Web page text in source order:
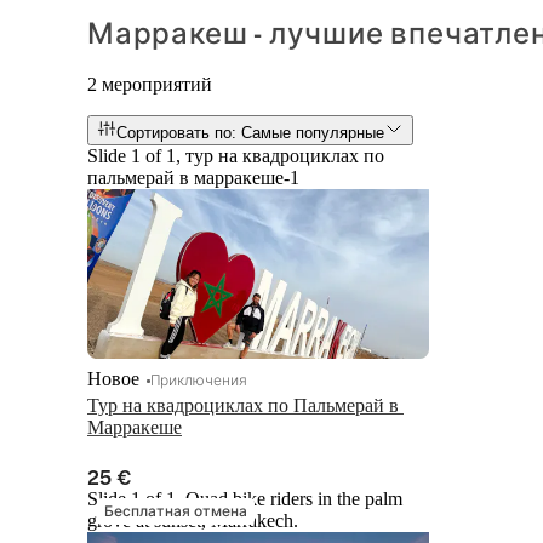
Марракеш - лучшие
2 мероприятий
Сортировать по: Самые популярные
Slide 1 of 1, тур на квадроциклах по
пальмерай в марракеше-1
Тур на квадроциклах по Пальмерай в
Марракеше
Новое Приключения
25 €
Бесплатная отмена
Slide 1 of 1, Quad bike riders in the palm
grove at sunset, Marrakech.